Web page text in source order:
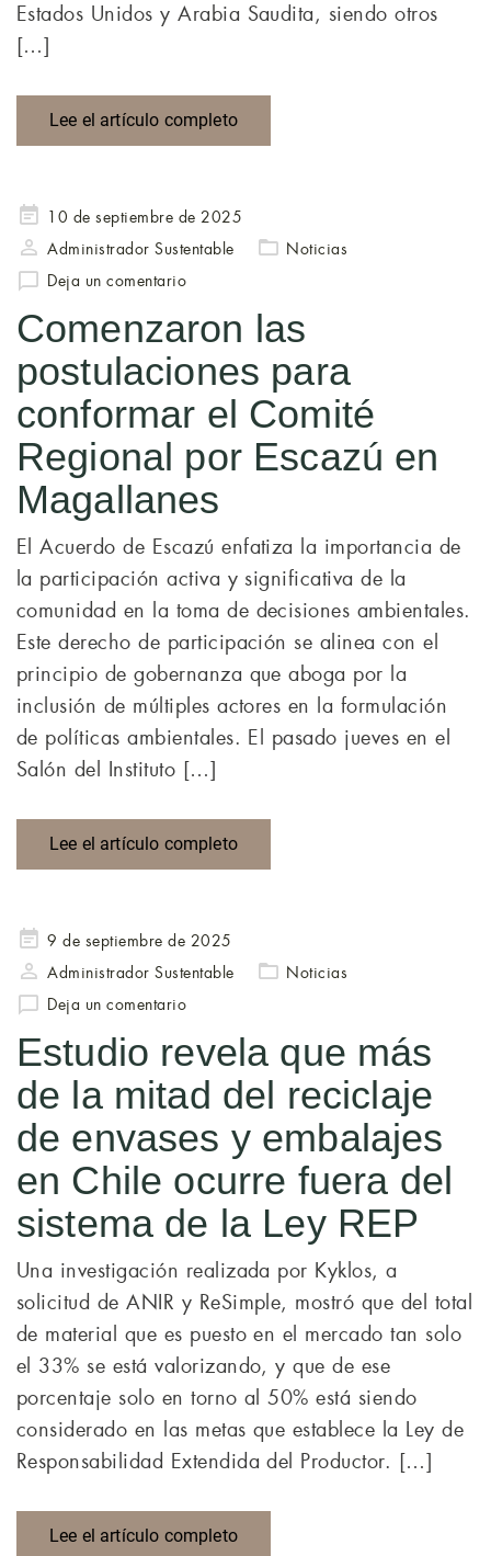
Estados Unidos y Arabia Saudita, siendo otros
[…]
Lee el artículo completo
Publicado
en
10 de septiembre de 2025
Administrador Sustentable
Noticias
Deja un comentario
Comenzaron las
postulaciones para
conformar el Comité
Regional por Escazú en
Magallanes
El Acuerdo de Escazú enfatiza la importancia de
la participación activa y significativa de la
comunidad en la toma de decisiones ambientales.
Este derecho de participación se alinea con el
principio de gobernanza que aboga por la
inclusión de múltiples actores en la formulación
de políticas ambientales. El pasado jueves en el
Salón del Instituto […]
Lee el artículo completo
Publicado
en
9 de septiembre de 2025
Administrador Sustentable
Noticias
Deja un comentario
Estudio revela que más
de la mitad del reciclaje
de envases y embalajes
en Chile ocurre fuera del
sistema de la Ley REP
Una investigación realizada por Kyklos, a
solicitud de ANIR y ReSimple, mostró que del total
de material que es puesto en el mercado tan solo
el 33% se está valorizando, y que de ese
porcentaje solo en torno al 50% está siendo
considerado en las metas que establece la Ley de
Responsabilidad Extendida del Productor. […]
Lee el artículo completo